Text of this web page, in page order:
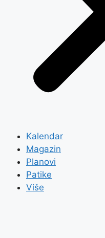
Kalendar
Magazin
Planovi
Patike
Više